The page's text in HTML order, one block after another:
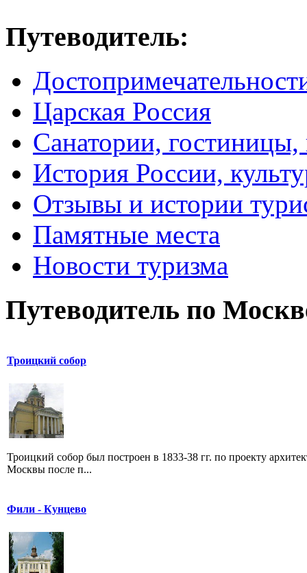
Путеводитель:
Царская Россия
Санатории, гостиницы,
История России,
Отзывы и истории
Памятные места
Новости туризма
Путеводитель по
Троицкий собор
Троицкий собор был построен в 1833-38 гг. по проекту
Москвы после п...
Фили - Кунцево